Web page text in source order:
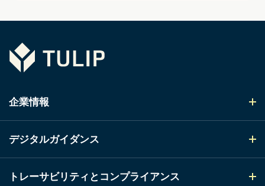
Tulip
企業情報
デジタルガイダンス
トレーサビリティとコンプライアンス